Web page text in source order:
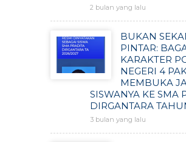
2 bulan yang lalu
BUKAN
PINTAR:
KARAKTER
NEGERI 4
MEMBUKA
SISWANYA KE SMA
DIRGANTARA
3 bulan yang lalu